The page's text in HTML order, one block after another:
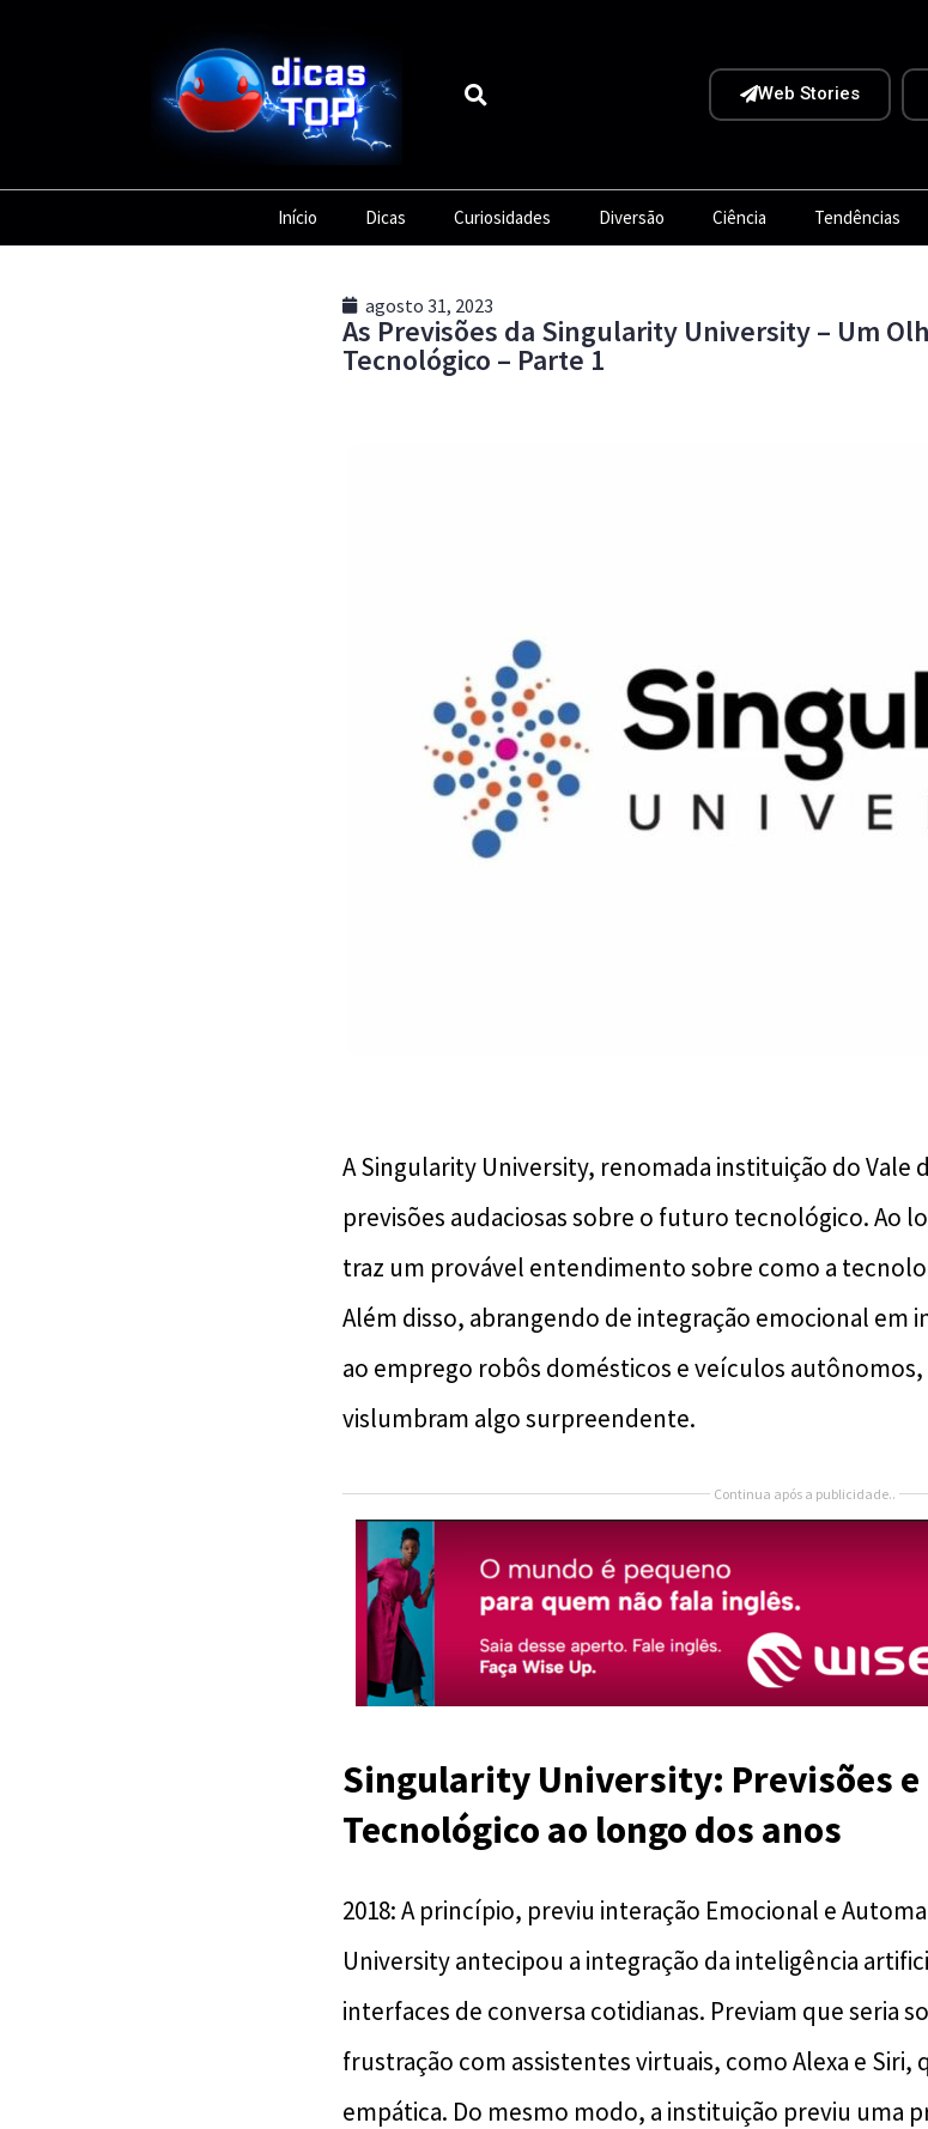
Web Stories
Início Dicas Curiosidades Diversão Ciência Tendências
agosto 31, 2023
As Previsões da Singularity University – Um
Tecnológico – Parte 1
A Singularity University, renomada instituição do Vale
previsões audaciosas sobre o futuro tecnológico. Ao
traz um provável entendimento sobre como a
Além disso, abrangendo de integração emocional em
ao emprego robôs domésticos e veículos autônomos,
vislumbram algo surpreendente.
Continua após a publicidade..
Singularity University: Previsões
Tecnológico ao longo dos anos
2018: A princípio, previu interação Emocional e
University antecipou a integração da inteligência
interfaces de conversa cotidianas. Previam que seria
frustração com assistentes virtuais, como Alexa e Siri,
empática. Do mesmo modo, a instituição previu uma